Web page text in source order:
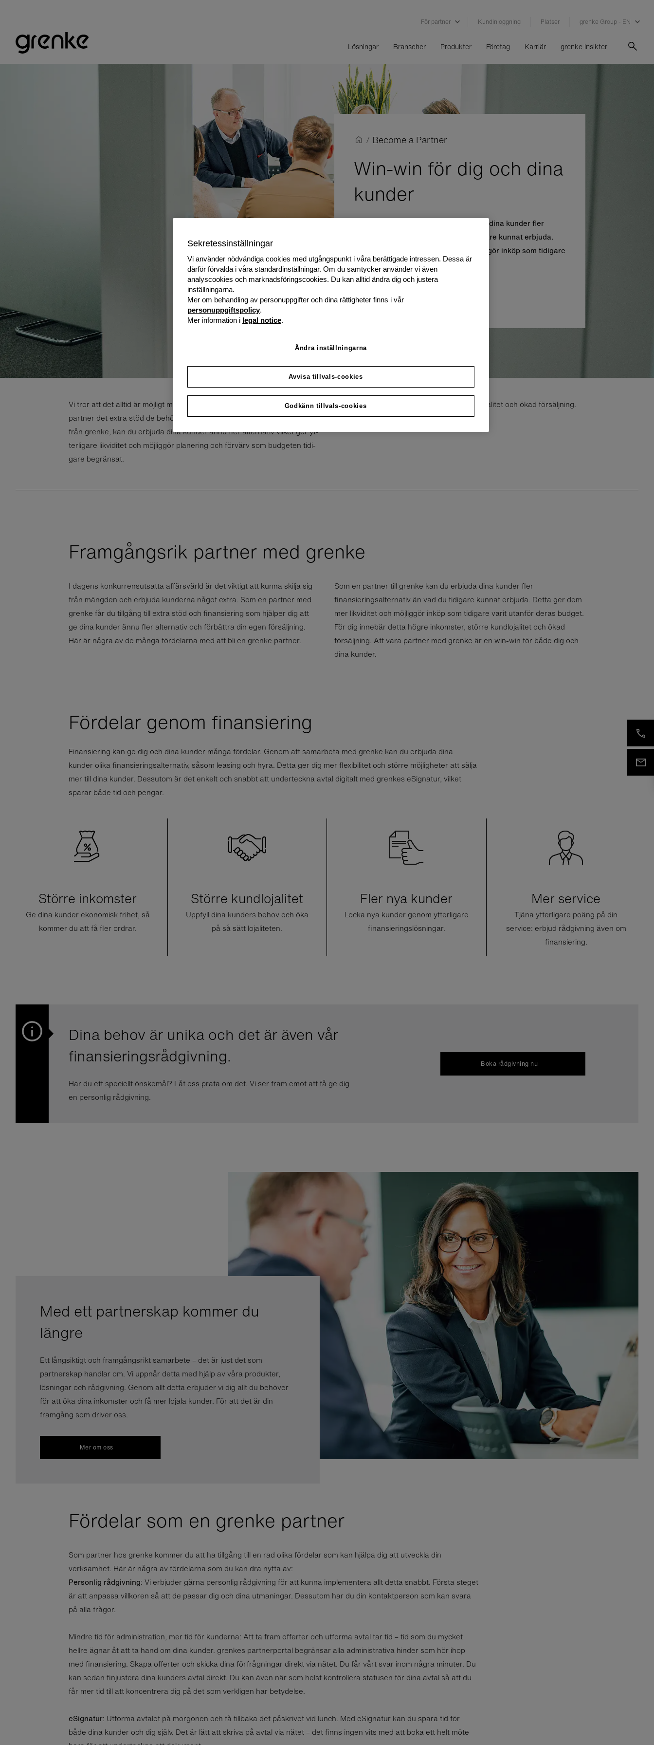
För partner Kundinloggning Platser grenke Group - EN
Lösningar Branscher Produkter Företag Karriär grenke insikter
/ Become a Partner
Win-win för dig och dina
kunder
kan du erbjuda dina kunder fler
finansieringsalternativ än vad du tidigare kunnat erbjuda.
Detta ger dem mer likviditet och möjliggör inköp som tidigare
varit utanför deras budget.
Bli partner nu
Vi tror att det all­tid är möj­ligt med mer. Det är där­för som vi ger våra
part­ner det extra stöd de be­hö­ver för att uppnå mer. Genom fi­nan­sie­ring
från gren­ke, kan du er­bju­da dina kun­der ännu fler al­ter­na­tiv vil­ket ger yt­
ter­li­ga­re lik­vi­di­tet och möj­lig­gör pla­ne­ring och för­värv som bud­ge­ten ti­di­
ga­re be­grän­sat.
Och för dig? Högre inkomster, större kundlojalitet och ökad försäljning.
Som vi sa: mer är alltid en möjlighet.
Framgångsrik partner med grenke
I dagens konkurrensutsatta affärsvärld är det viktigt att kunna skilja sig
från mängden och erbjuda kunderna något extra. Som en partner med
grenke får du tillgång till extra stöd och finansiering som hjälper dig att
ge dina kunder ännu fler alternativ och förbättra din egen försäljning.
Här är några av de många fördelarna med att bli en grenke partner.
Som en partner till grenke kan du erbjuda dina kunder fler
finansieringsalternativ än vad du tidigare kunnat erbjuda. Detta ger dem
mer likviditet och möjliggör inköp som tidigare varit utanför deras budget.
För dig innebär detta högre inkomster, större kundlojalitet och ökad
försäljning. Att vara partner med grenke är en win-win för både dig och
dina kunder.
Fördelar genom finansiering
Finansiering kan ge dig och dina kunder många fördelar. Genom att samarbeta med grenke kan du erbjuda dina
kunder olika finansieringsalternativ, såsom leasing och hyra. Detta ger dig mer flexibilitet och större möjligheter att sälja
mer till dina kunder. Dessutom är det enkelt och snabbt att underteckna avtal digitalt med grenkes eSignatur, vilket
sparar både tid och pengar.
Större inkomster
Ge dina kunder ekonomisk frihet, så
kommer du att få fler ordrar.
Större kundlojalitet
Uppfyll dina kunders behov och öka
på så sätt lojaliteten.
Fler nya kunder
Locka nya kunder genom ytterligare
finansieringslösningar.
Mer service
Tjäna ytterligare poäng på din
service: erbjud rådgivning även om
finansiering.
Dina behov är unika och det är även vår
finansieringsrådgivning.
Har du ett speciellt önskemål? Låt oss prata om det. Vi ser fram emot att få ge dig
en personlig rådgivning.
Boka rådgivning nu
Med ett partnerskap kommer du
längre
Ett långsiktigt och framgångsrikt samarbete – det är just det som
partnerskap handlar om. Vi uppnår detta med hjälp av våra produkter,
lösningar och rådgivning. Genom allt detta erbjuder vi dig allt du behöver
för att öka dina inkomster och få mer lojala kunder. För att det är din
framgång som driver oss.
Mer om oss
Fördelar som en grenke partner
Som partner hos grenke kommer du att ha tillgång till en rad olika fördelar som kan hjälpa dig att utveckla din
verksamhet. Här är några av fördelarna som du kan dra nytta av:
Personlig rådgivning: Vi erbjuder gärna personlig rådgivning för att kunna implementera allt detta snabbt. Första steget
är att anpassa villkoren så att de passar dig och dina utmaningar. Dessutom har du din kontaktperson som kan svara
på alla frågor.
Mindre tid för administration, mer tid för kunderna: Att ta fram offerter och utforma avtal tar tid – tid som du mycket
hellre ägnar åt att ta hand om dina kunder. grenkes partnerportal begränsar alla administrativa hinder som hör ihop
med finansiering. Skapa offerter och skicka dina förfrågningar direkt via nätet. Du får vårt svar inom några minuter. Du
kan sedan finjustera dina kunders avtal direkt. Du kan även när som helst kontrollera statusen för dina avtal så att du
får mer tid till att koncentrera dig på det som verkligen har betydelse.
eSignatur: Utforma avtalet på morgonen och få tillbaka det påskrivet vid lunch. Med eSignatur kan du spara tid för
både dina kunder och dig själv. Det är lätt att skriva på avtal via nätet – det finns ingen vits med att boka ett helt möte
Sekretessinställningar
Vi använder nödvändiga cookies med utgångspunkt i våra berättigade intressen. Dessa är
därför förvalda i våra standardinställningar. Om du samtycker använder vi även
analyscookies och marknadsföringscookies. Du kan alltid ändra dig och justera
inställningarna.
Mer om behandling av personuppgifter och dina rättigheter finns i vår
personuppgiftspolicy.
Mer information i legal notice.
Ändra inställningarna
Avvisa tillvals-cookies
Godkänn tillvals-cookies